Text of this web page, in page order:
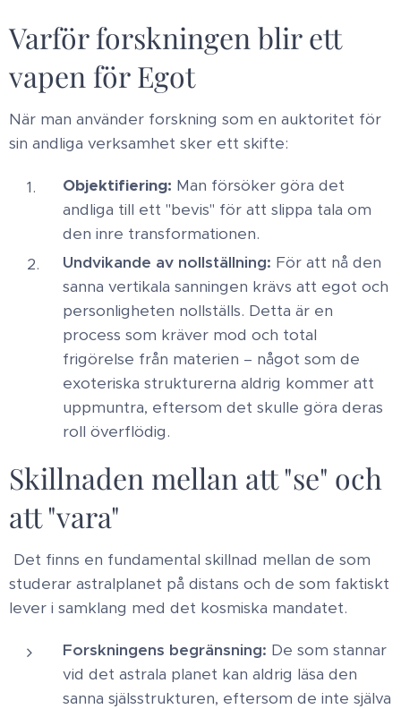
Varför forskningen blir ett
vapen för Egot ​
När man använder forskning som en auktoritet för
sin andliga verksamhet sker ett skifte: ​
Objektifiering: Man försöker göra det
andliga till ett "bevis" för att slippa tala om
den inre transformationen. ​
Undvikande av nollställning: För att nå den
sanna vertikala sanningen krävs att egot och
personligheten nollställs. Detta är en
process som kräver mod och total
frigörelse från materien – något som de
exoteriska strukturerna aldrig kommer att
uppmuntra, eftersom det skulle göra deras
roll överflödig. ​
Skillnaden mellan att "se" och
att "vara"
​Det finns en fundamental skillnad mellan de som
studerar astralplanet på distans och de som faktiskt
lever i samklang med det kosmiska mandatet. ​
Forskningens begränsning: De som stannar
vid det astrala planet kan aldrig läsa den
sanna själsstrukturen, eftersom de inte själva